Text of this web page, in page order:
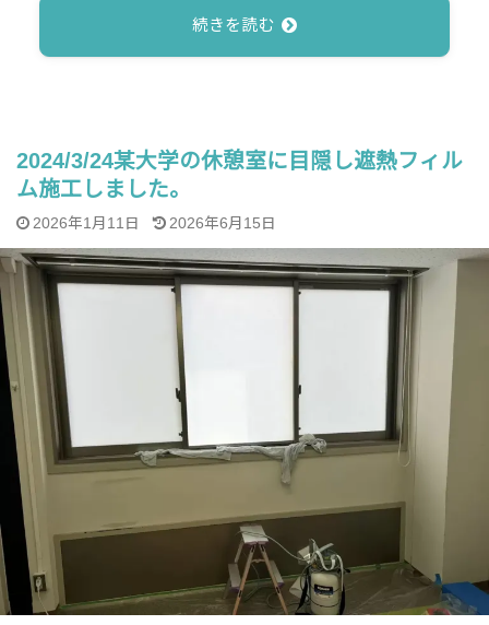
続きを読む
2024/3/24某大学の休憩室に目隠し遮熱フィル
ム施工しました。
2026年1月11日 2026年6月15日